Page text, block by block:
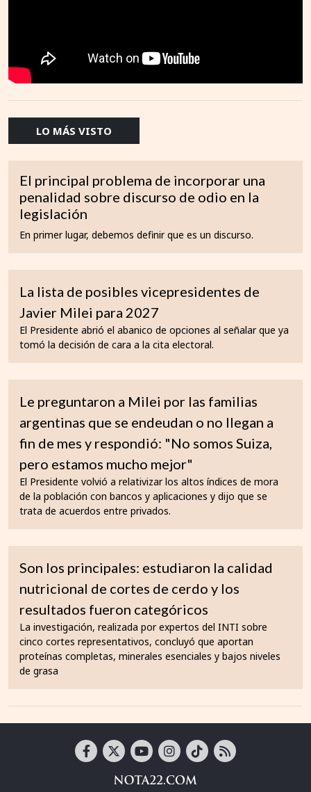
LO MÁS VISTO
El principal problema de incorporar una
penalidad sobre discurso de odio en la
legislación
En primer lugar, debemos definir que es un discurso.
La lista de posibles vicepresidentes de
Javier Milei para 2027
El Presidente abrió el abanico de opciones al señalar que ya
tomó la decisión de cara a la cita electoral.
Le preguntaron a Milei por las familias
argentinas que se endeudan o no llegan a
fin de mes y respondió: "No somos Suiza,
pero estamos mucho mejor"
El Presidente volvió a relativizar los altos índices de mora
de la población con bancos y aplicaciones y dijo que se
trata de acuerdos entre privados.
Son los principales: estudiaron la calidad
nutricional de cortes de cerdo y los
resultados fueron categóricos
La investigación, realizada por expertos del INTI sobre
cinco cortes representativos, concluyó que aportan
proteínas completas, minerales esenciales y bajos niveles
de grasa